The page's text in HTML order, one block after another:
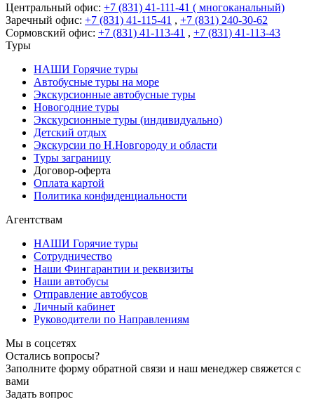
Центральный офис: +7 (831) 41-111-41 ( многоканальный)
Заречный офис: +7 (831) 41-115-41 , +7 (831) 240-30-62
Сормовский офис: +7 (831) 41-113-41 , +7 (831) 41-113-43
Туры
НАШИ Горячие туры
Автобусные туры на море
Экскурсионные автобусные туры
Новогодние туры
Экскурсионные туры (индивидуально)
Детский отдых
Экскурсии по Н.Новгороду и области
Туры заграницу
Договор-оферта
Оплата картой
Политика конфиденциальности
Агентствам
НАШИ Горячие туры
Сотрудничество
Наши Фингарантии и реквизиты
Наши автобусы
Отправление автобусов
Личный кабинет
Руководители по Направлениям
Мы в соцсетях
Остались вопросы?
Заполните форму обратной связи и наш менеджер свяжется с
вами
Задать вопрос